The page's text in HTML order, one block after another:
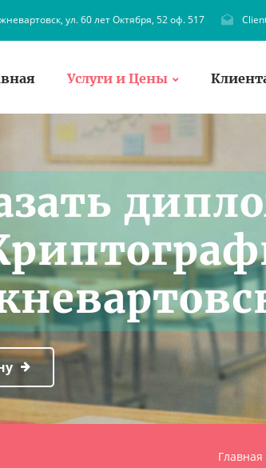
ул. 60 лет Октября, 52 оф. 517
Услуги и Цены
Главная